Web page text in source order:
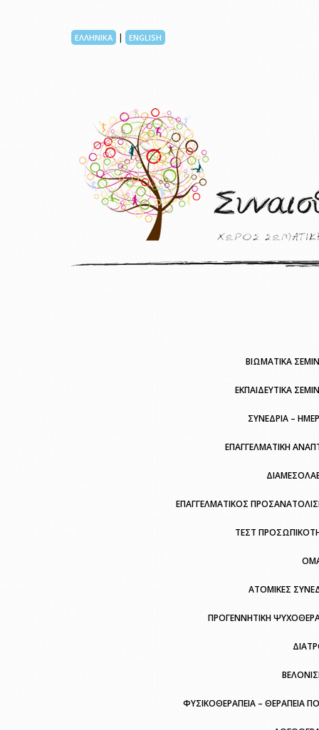
ΕΛΛΗΝΙΚΑ | ENGLISH
ΒΙΩΜΑΤΙΚΑ
ΕΚΠΑΙΔΕΥΤΙΚΑ
ΣΥΝΕΔΡΙΑ –
ΕΠΑΓΓΕΛΜΑΤΙΚΗ
ΕΠΑΓΓΕΛΜΑΤΙΚΟΣ
ΤΕΣΤ
ΑΤΟΜΙΚΕΣ
ΠΡΟΓΕΝΝΗΤΙΚΗ
ΦΥΣΙΚΟΘΕΡΑΠΕΙΑ – ΘΕΡΑΠΕΙΑ